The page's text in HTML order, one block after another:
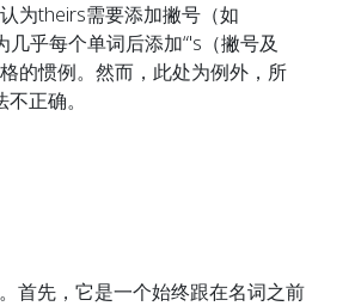
为theirs需要添加撇号（如
几乎每个单词后添加“'s（撇号及
的惯例。然而，此处为例外，所
不正确。
首先，它是一个始终跟在名词之前